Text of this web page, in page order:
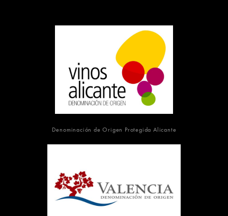
Denominación de Origen Protegida Alicante